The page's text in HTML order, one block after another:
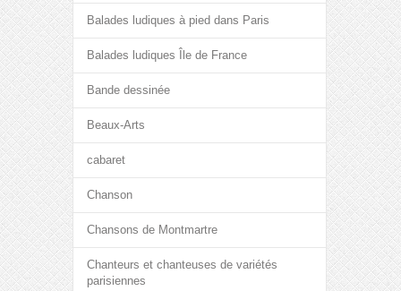
Balades ludiques à pied dans Paris
Balades ludiques Île de France
Bande dessinée
Beaux-Arts
cabaret
Chanson
Chansons de Montmartre
Chanteurs et chanteuses de variétés
parisiennes